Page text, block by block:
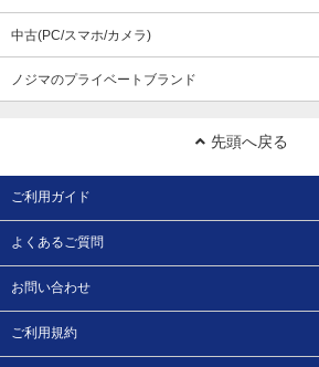
中古(PC/スマホ/カメラ)
ノジマのプライベートブランド
先頭へ戻る
ご利用ガイド
よくあるご質問
お問い合わせ
ご利用規約